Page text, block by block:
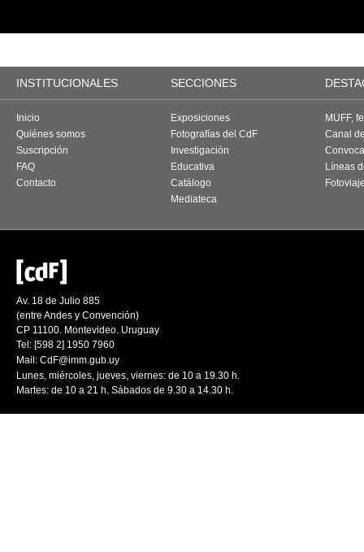
INSTITUCIONALES SECCIONES
Inicio
Quiénes somos
Suscripción
FAQ
Contacto
Exposiciones
Fotografías del CdF
Investigación
Educativa
Catálogo
Mediateca
MUFF,
Canal
Líneas
Av. 18 de Julio 885
(entre Andes y Convención)
CP 11100. Montevideo. Uruguay
Tel: [598 2] 1950 7960
Mail: CdF@imm.gub.uy
Lunes, miércoles, jueves, viernes: de 10 a 19.30 h.
Martes: de 10 a 21 h. Sábados de 9.30 a 14.30 h.